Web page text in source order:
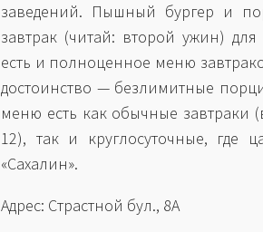
заведений. Пышный бургер и
завтрак (читай: второй ужин) для
есть и полноценное меню
достоинство — безлимитные
меню есть как обычные завтраки
12), так и круглосуточные, где
«Сахалин».
Адрес: Страстной бул., 8А